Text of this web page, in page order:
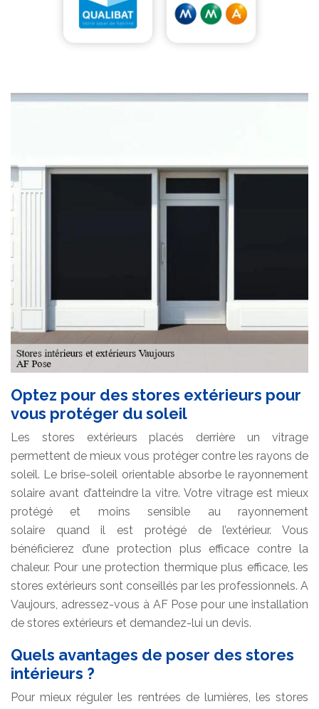
Optez pour des stores extérieurs pour
vous protéger du soleil
Les stores extérieurs placés derrière un vitrage
permettent de mieux vous protéger contre les rayons de
soleil. Le brise-soleil orientable absorbe le rayonnement
solaire avant d’atteindre la vitre. Votre vitrage est mieux
protégé et moins sensible au rayonnement
solaire quand il est protégé de l’extérieur. Vous
bénéficierez d’une protection plus efficace contre la
chaleur. Pour une protection thermique plus efficace, les
stores extérieurs sont conseillés par les professionnels. A
Vaujours, adressez-vous à AF Pose pour une installation
de stores extérieurs et demandez-lui un devis.
Quels avantages de poser des stores
intérieurs ?
Pour mieux réguler les rentrées de lumières, les stores